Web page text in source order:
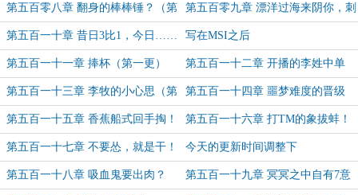
行（第五更！） （第一更）
第五百零八章 翻身的棒棒锤？（第
二更）
第五百零九章 漂洋过海来阴你，刺
客之王！（第三更！）
第五百一十章 昔日3比1，今日……
奉还！（第四更！）
写在MSI之后
第五百一十一章 捧杯（第一更） 第五百一十二章 开播的李姓中单
（第二更）
第五百一十三章 李牧的小心思（第
一更）
第五百一十四章 噩梦难度的晋级
赛？（第二更）
第五百一十五章 香蕉船式回手掏！
（加更）
第五百一十六章 打TM的象拔蚌！
（第一更）
第五百一十七章 不要怂，就是干！
（第二更）
今天的更新时间调整下
第五百一十八章 吸血鬼要出肉？ 第五百一十九章 冥冥之中自有7意